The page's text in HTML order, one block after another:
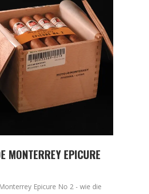
MONTERREY EPICURE
Epicure No 2 - wie die